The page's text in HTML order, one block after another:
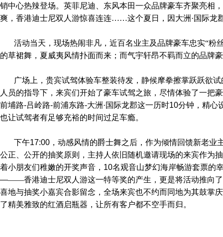
销中心热辣登场。英菲尼迪、东风本田一众品牌豪车齐聚亮相
爽，香港迪士尼双人游惊喜连连……这个夏日，因大洲·国际龙
活动当天，现场热闹非凡，近百名业主及品牌豪车忠实“粉
的草裙舞，夏威夷风情扑面而来；而气宇轩昂不羁而立的品牌
广场上，贵宾试驾体验车整装待发，静候摩拳擦掌跃跃欲
人员的指导下，来宾们开始了豪车试驾之旅，尽情体验了一把
前埔路-吕岭路-前浦东路-大洲·国际龙郡这一历时10分钟，精心
也让试驾者有足够充裕的时间过足车瘾。
下午17:00 ，动感风情的爵士舞之后，作为倾情回馈新老
公正、公开的抽奖原则，主持人依旧随机邀请现场的来宾作为
着小朋友们稚嫩的开奖声音， 10名观音山梦幻海岸畅游套票的
———香港迪士尼双人游这一特等奖的产生，更是将活动推向
喜地与抽奖小嘉宾合影留念，全场来宾也不约而同地为其鼓掌
了精美雅致的红酒启瓶器，让所有客户都不空手而归。